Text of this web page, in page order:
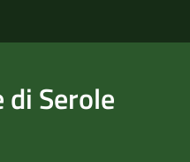
di Serole